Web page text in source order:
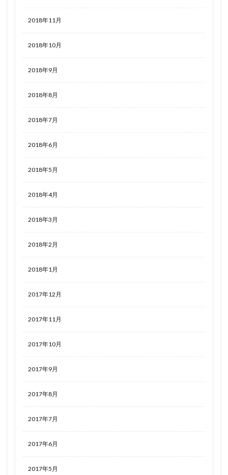
2018年11月
2018年10月
2018年9月
2018年8月
2018年7月
2018年6月
2018年5月
2018年4月
2018年3月
2018年2月
2018年1月
2017年12月
2017年11月
2017年10月
2017年9月
2017年8月
2017年7月
2017年6月
2017年5月